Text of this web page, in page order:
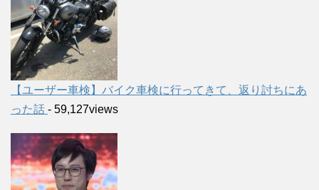
【ユーザー車検】バイク車検に行ってきて、返り討ちにあ
った話 - 59,127views